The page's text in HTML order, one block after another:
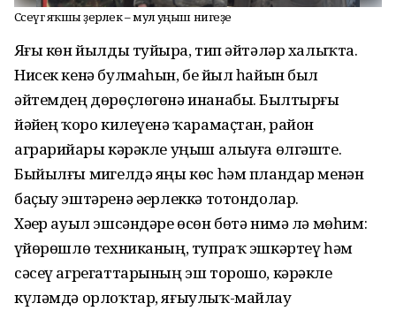
Сәсеүгә яҡшы әҙерлек – мул уңыш нигеҙе
Яҙғы көн йылды туйҙыра, тип әйтәләр халыҡта.
Нисек кенә булмаһын, беҙ йыл һайын был
әйтемдең дөрөҫлөгөнә инанабыҙ. Былтырғы
йәйҙең ҡоро килеүенә ҡарамаҫтан, район
аграрийҙары кәрәкле уңыш алыуға өлгәште.
Быйылғы миҙгелдә яңы көс һәм пландар менән
баҫыу эштәренә әҙерлеккә тотондолар.
Хәҙер ауыл эшсәндәре өсөн бөтә нимә лә мөһим:
үҙйөрөшлө техниканың, тупраҡ эшкәртеү һәм
сәсеү агрегаттарының эш торошо, кәрәкле
күләмдә орлоҡтар, яғыулыҡ-майлау